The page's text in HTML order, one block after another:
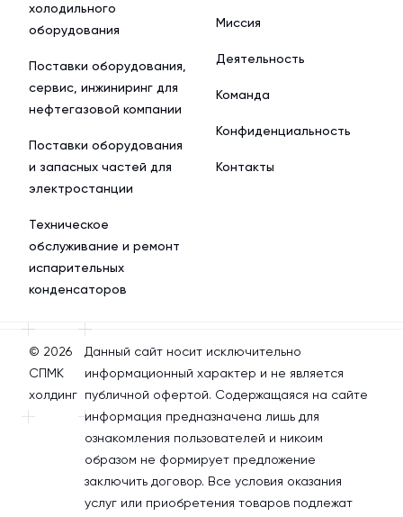
холодильного
оборудования
Поставки оборудования,
сервис, инжиниринг для
нефтегазовой компании
Поставки оборудования
и запасных частей для
электростанции
Техническое
обслуживание и ремонт
испарительных
конденсаторов
Миссия
Деятельность
Команда
Конфиденциальность
Контакты
© 2026
СПМК
холдинг
Данный сайт носит исключительно
информационный характер и не является
публичной офертой. Содержащаяся на сайте
информация предназначена лишь для
ознакомления пользователей и никоим
образом не формирует предложение
заключить договор. Все условия оказания
услуг или приобретения товаров подлежат